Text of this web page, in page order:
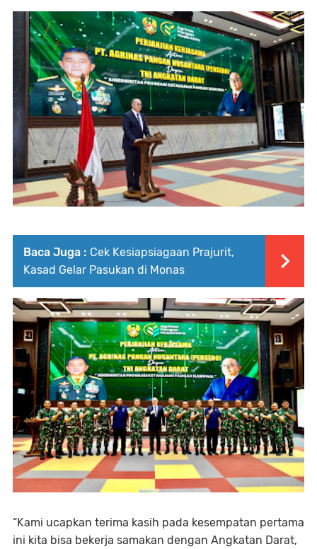
Baca Juga : Cek Kesiapsiagaan Prajurit,
Kasad Gelar Pasukan di Monas
“Kami ucapkan terima kasih pada kesempatan pertama
ini kita bisa bekerja samakan dengan Angkatan Darat,